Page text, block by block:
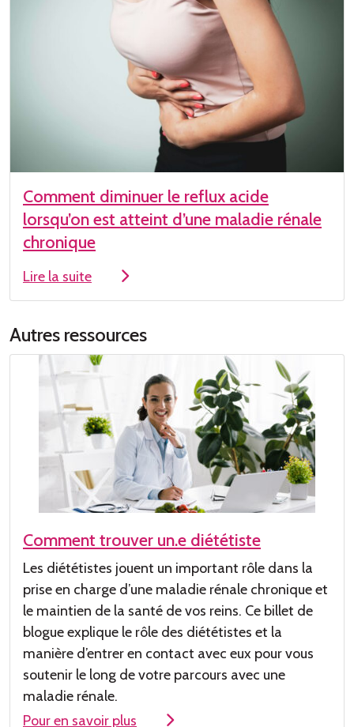
Comment diminuer le reflux acide
lorsqu’on est atteint d’une maladie rénale
chronique
Lire la suite
Autres ressources
Comment trouver un.e diététiste
Les diététistes jouent un important rôle dans la
prise en charge d’une maladie rénale chronique et
le maintien de la santé de vos reins. Ce billet de
blogue explique le rôle des diététistes et la
manière d’entrer en contact avec eux pourvous
soutenir le long de votre parcours avec une
maladie rénale.
Pour en savoir plus